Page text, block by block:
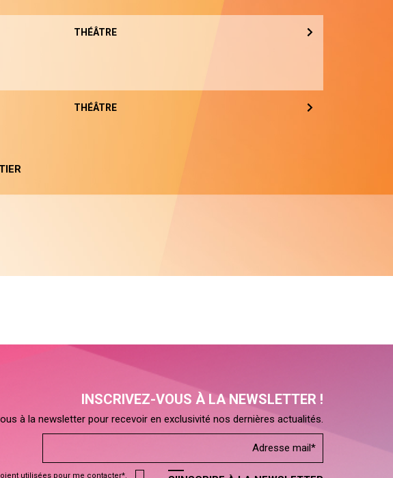
THÉÂTRE
THÉÂTRE
INSCRIVEZ-VOUS À LA NEWSLETTER !
à la newsletter pour recevoir en exclusivité nos dernières actualités.
utilisées pour me contacter*.